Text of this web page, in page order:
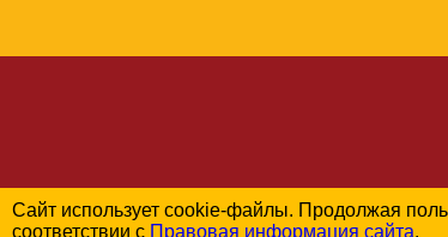
Сайт использует cookie-файлы. Продолжая
соответствии с Правовая информация сайта.